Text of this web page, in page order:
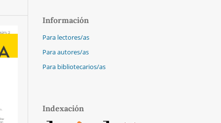
Información
Para lectores/as
Para autores/as
Para bibliotecarios/as
Indexación